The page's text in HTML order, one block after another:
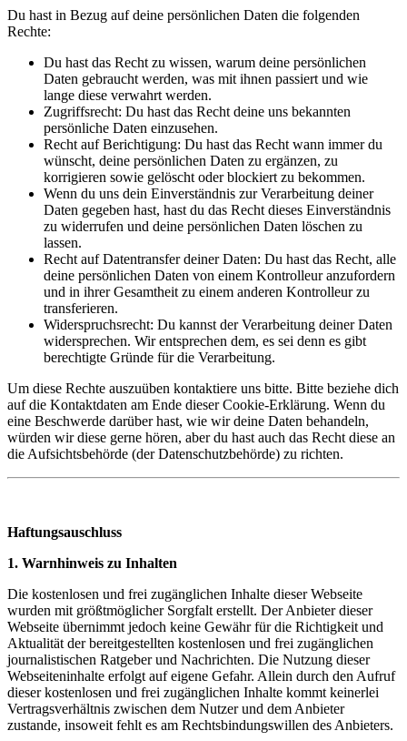
Du hast in Bezug auf deine persönlichen Daten die folgenden
Rechte:
Du hast das Recht zu wissen, warum deine persönlichen
Daten gebraucht werden, was mit ihnen passiert und wie
lange diese verwahrt werden.
Zugriffsrecht: Du hast das Recht deine uns bekannten
persönliche Daten einzusehen.
Recht auf Berichtigung: Du hast das Recht wann immer du
wünscht, deine persönlichen Daten zu ergänzen, zu
korrigieren sowie gelöscht oder blockiert zu bekommen.
Wenn du uns dein Einverständnis zur Verarbeitung deiner
Daten gegeben hast, hast du das Recht dieses Einverständnis
zu widerrufen und deine persönlichen Daten löschen zu
lassen.
Recht auf Datentransfer deiner Daten: Du hast das Recht, alle
deine persönlichen Daten von einem Kontrolleur anzufordern
und in ihrer Gesamtheit zu einem anderen Kontrolleur zu
transferieren.
Widerspruchsrecht: Du kannst der Verarbeitung deiner Daten
widersprechen. Wir entsprechen dem, es sei denn es gibt
berechtigte Gründe für die Verarbeitung.
Um diese Rechte auszuüben kontaktiere uns bitte. Bitte beziehe dich
auf die Kontaktdaten am Ende dieser Cookie-Erklärung. Wenn du
eine Beschwerde darüber hast, wie wir deine Daten behandeln,
würden wir diese gerne hören, aber du hast auch das Recht diese an
die Aufsichtsbehörde (der Datenschutzbehörde) zu richten.
Haftungsauschluss
1. Warnhinweis zu Inhalten
Die kostenlosen und frei zugänglichen Inhalte dieser Webseite
wurden mit größtmöglicher Sorgfalt erstellt. Der Anbieter dieser
Webseite übernimmt jedoch keine Gewähr für die Richtigkeit und
Aktualität der bereitgestellten kostenlosen und frei zugänglichen
journalistischen Ratgeber und Nachrichten. Die Nutzung dieser
Webseiteninhalte erfolgt auf eigene Gefahr. Allein durch den Aufruf
dieser kostenlosen und frei zugänglichen Inhalte kommt keinerlei
Vertragsverhältnis zwischen dem Nutzer und dem Anbieter
zustande, insoweit fehlt es am Rechtsbindungswillen des Anbieters.